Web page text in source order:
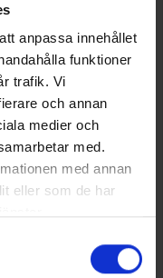
anpassa innehållet
funktioner
trafik. Vi
och annan
medier och
med.
med annan
eller som de har
Gummigriff
€